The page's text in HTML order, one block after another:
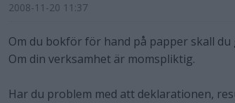
2008-11-20 11:37
Om du bokför för hand på papper skall
Om din verksamhet är momspliktig.
Har du problem med att deklarationen,